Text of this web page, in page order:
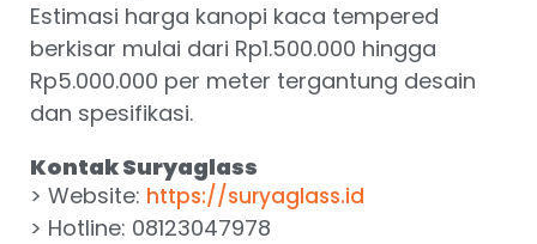
Estimasi harga kanopi kaca tempered
berkisar mulai dari Rp1.500.000 hingga
Rp5.000.000 per meter tergantung desain
dan spesifikasi.
Kontak Suryaglass
> Website: https://suryaglass.id
> Hotline: 08123047978